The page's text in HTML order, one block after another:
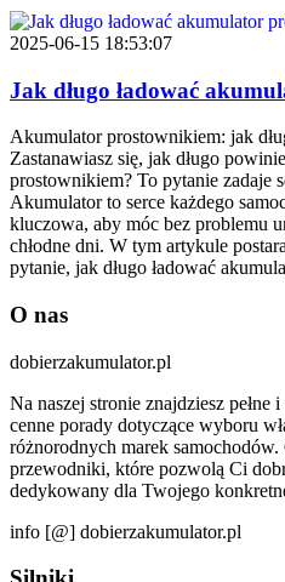
2025-06-15 18:53:07
Jak długo ładować
Akumulator prostownikiem: jak
Zastanawiasz się, jak długo
prostownikiem? To pytanie zadaje
Akumulator to serce każdego
kluczowa, aby móc bez problemu
chłodne dni. W tym artykule
pytanie, jak długo ładować
O nas
dobierzakumulator.pl
Na naszej stronie znajdziesz pełne
cenne porady dotyczące wyboru
różnorodnych marek samochodów.
przewodniki, które pozwolą Ci
dedykowany dla Twojego
info [@] dobierzakumulator.pl